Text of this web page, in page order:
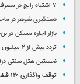
۷ اشتباه رایج در مصرف دارو که می‌تواند سلامتتان را به خطر بیندازد
دستگیری شوهر در
بازار اجاره مسکن
تردد بیش از ۲ میلیون و ۱۰۰ هزار زائر اربعین حسینی از مرزهای شلمچه و چذابه
نخستین هتل سنتی
توقف واگذاری ۱۲۰ قطعه زمین در شهرک بهارستان قشم به دستور دادستان